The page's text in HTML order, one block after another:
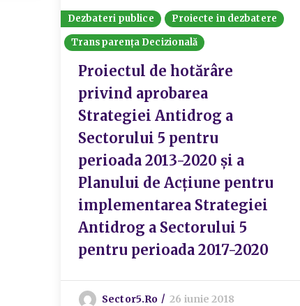
Dezbateri publice
Proiecte in dezbatere
Transparența Decizională
Proiectul de hotărâre
privind aprobarea
Strategiei Antidrog a
Sectorului 5 pentru
perioada 2013-2020 și a
Planului de Acțiune pentru
implementarea Strategiei
Antidrog a Sectorului 5
pentru perioada 2017-2020
Sector5.ro 26 iunie 2018